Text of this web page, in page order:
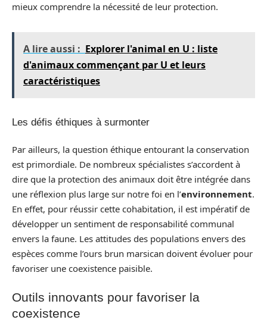
mieux comprendre la nécessité de leur protection.
A lire aussi : Explorer l'animal en U : liste
d'animaux commençant par U et leurs
caractéristiques
Les défis éthiques à surmonter
Par ailleurs, la question éthique entourant la conservation
est primordiale. De nombreux spécialistes s’accordent à
dire que la protection des animaux doit être intégrée dans
une réflexion plus large sur notre foi en l’environnement.
En effet, pour réussir cette cohabitation, il est impératif de
développer un sentiment de responsabilité communal
envers la faune. Les attitudes des populations envers des
espèces comme l’ours brun marsican doivent évoluer pour
favoriser une coexistence paisible.
Outils innovants pour favoriser la
coexistence